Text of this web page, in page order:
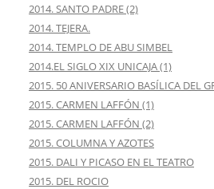
2014. SANTO PADRE (2)
2014. TEJERA.
2014. TEMPLO DE ABU SIMBEL
2014.EL SIGLO XIX UNICAJA (1)
2015. 50 ANIVERSARIO BASÍLICA DEL
2015. CARMEN LAFFÓN (1)
2015. CARMEN LAFFÓN (2)
2015. COLUMNA Y AZOTES
2015. DALI Y PICASO EN EL TEATRO
2015. DEL ROCIO